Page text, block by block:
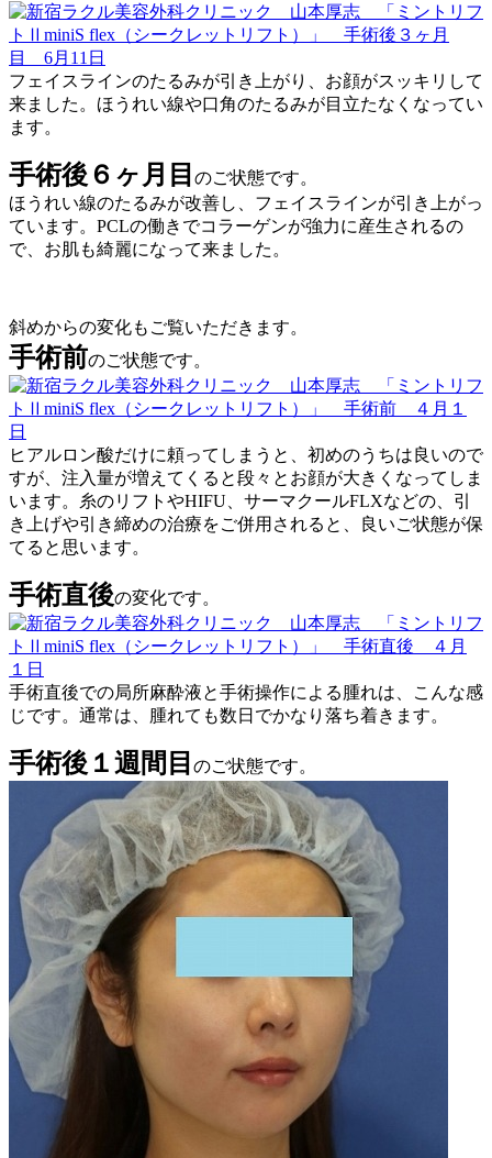
フェイスラインのたるみが引き上がり、お顔がスッキリして
来ました。ほうれい線や口角のたるみが目立たなくなってい
ます。
手術後６ヶ月目 のご状態です。
ほうれい線のたるみが改善し、フェイスラインが引き上がっ
ています。PCLの働きでコラーゲンが強力に産生されるの
で、お肌も綺麗になって来ました。
斜めからの変化もご覧いただきます。
手術前のご状態です。
ヒアルロン酸だけに頼ってしまうと、初めのうちは良いので
すが、注入量が増えてくると段々とお顔が大きくなってしま
います。糸のリフトやHIFU、サーマクールFLXなどの、引
き上げや引き締めの治療をご併用されると、良いご状態が保
てると思います。
手術直後の変化です。
手術直後での局所麻酔液と手術操作による腫れは、こんな感
じです。通常は、腫れても数日でかなり落ち着きます。
手術後１週間目 のご状態です。